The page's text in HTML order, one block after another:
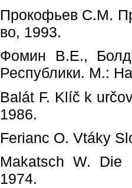
Прокофьев С.М.
во, 1993.
Фомин В.Е., Болд
Республики. М.:
Balát F. Klíč k
1986.
Ferianc O. Vtáky
Makatsch W. Die
1974.